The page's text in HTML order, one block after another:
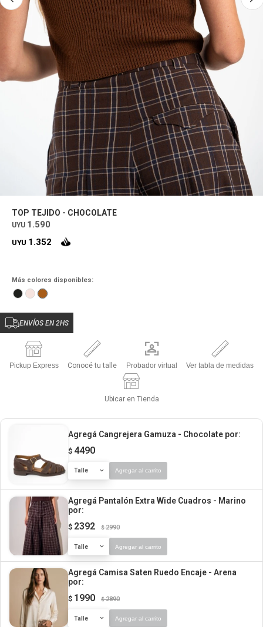
TOP TEJIDO - CHOCOLATE
UYU 1.590
UYU 1.352
Más colores disponibles:
ENVÍOS EN 2HS
Pickup Express Conocé tu talle Probador virtual Ver tabla de medidas
Ubicar en Tienda
Agregá Cangrejera Gamuza - Chocolate por:
$ 4490
Talle Agregar al carrito
Agregá Pantalón Extra Wide Cuadros - Marino
por:
$ 2392 $ 2990
Talle Agregar al carrito
Agregá Camisa Saten Ruedo Encaje - Arena
por:
$ 1990 $ 2890
Talle Agregar al carrito